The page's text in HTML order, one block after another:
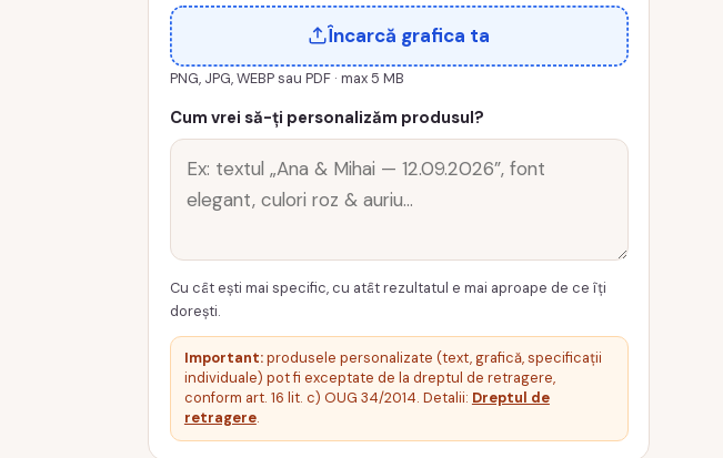
Încarcă grafica ta
PNG, JPG, WEBP sau PDF · max 5 MB
Cum vrei să-ți personalizăm produsul?
Cu cât ești mai specific, cu atât rezultatul e mai aproape de ce îți
dorești.
Important:produsele personalizate (text, grafică, specificații
individuale) pot fi exceptate de la dreptul de retragere,
conform art. 16 lit. c) OUG 34/2014. Detalii: Dreptul de
retragere.